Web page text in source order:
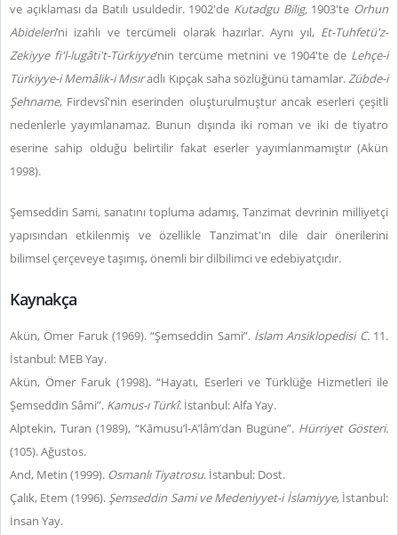
ve açıklaması da Batılı usuldedir. 1902'de Kutadgu Bilig, 1903'te Orhun
Abideleri’ni izahlı ve tercümeli olarak hazırlar. Aynı yıl, Et-Tuhfetü'z-
Zekiyye fi'l-lugâti't-Türkiyye’nin tercüme metnini ve 1904'te de Lehçe-i
Türkiyye-i Memâlik-i Mısıradlı Kıpçak saha sözlüğünü tamamlar.Zübde-i
Şehname, Firdevsî'nin eserinden oluşturulmuştur ancak eserleri çeşitli
nedenlerle yayımlanamaz. Bunun dışında iki roman ve iki de tiyatro
eserine sahip olduğu belirtilir fakat eserler yayımlanmamıştır (Akün
1998).
Şemseddin Sami, sanatını topluma adamış, Tanzimat devrinin milliyetçi
yapısından etkilenmiş ve özellikle Tanzimat'ın dile dair önerilerini
bilimsel çerçeveye taşımış, önemli bir dilbilimci ve edebiyatçıdır.
Kaynakça
Akün, Ömer Faruk (1969). “Şemseddin Sami”. İslam Ansiklopedisi C. 11.
İstanbul: MEB Yay.
Akün, Ömer Faruk (1998). “Hayatı, Eserleri ve Türklüğe Hizmetleri ile
Şemseddin Sâmi”. Kamus-ı Türkî. İstanbul: Alfa Yay.
Alptekin, Turan (1989), “Kāmusu’l-A’lâm’dan Bugüne”. Hürriyet Gösteri.
(105). Ağustos.
And, Metin (1999). Osmanlı Tiyatrosu. İstanbul: Dost.
Çalık, Etem (1996). Şemseddin Sami ve Medeniyyet-i İslamiyye, İstanbul:
İnsan Yay.